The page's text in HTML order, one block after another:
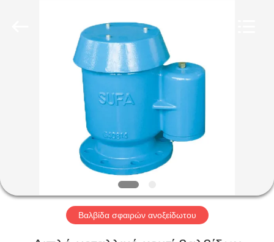
ΠΡΟΪΌΝΤΑ
ΕΜΆΣ
ΕΠΙΣΚΕΨΉΒαλβίδα σφαιρών ανοξείδωτου